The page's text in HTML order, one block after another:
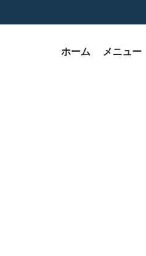
ホーム メニュー